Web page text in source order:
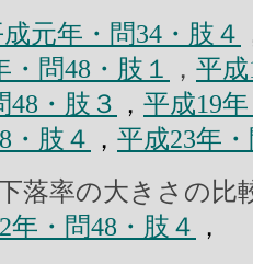
元年・問34・肢４
・問48・肢１ ， 平
48・肢３ ， 平成19
・肢４ ， 平成23年
落率の大きさの比
年・問48・肢４ ，